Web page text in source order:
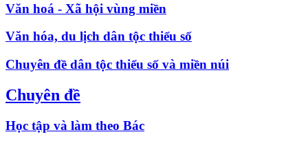
Văn hoá - Xã hội vùng miền
Văn hóa, du lịch dân tộc thiểu số
Chuyên đề dân tộc thiểu số và miền núi
Chuyên đề
Học tập và làm theo Bác